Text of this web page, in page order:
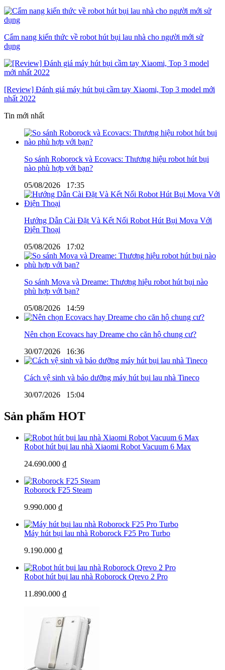
Cẩm nang kiến thức về robot hút bụi lau nhà cho người mới sử
dụng
[Review] Đánh giá máy hút bụi cầm tay Xiaomi, Top 3 model mới
nhất 2022
Tin mới nhất
So sánh Roborock và Ecovacs: Thương hiệu robot hút bụi
nào phù hợp với bạn?
05/08/2026 17:35
Hướng Dẫn Cài Đặt Và Kết Nối Robot Hút Bụi Mova Với
Điện Thoại
05/08/2026 17:02
So sánh Mova và Dreame: Thương hiệu robot hút bụi nào
phù hợp với bạn?
05/08/2026 14:59
Nên chọn Ecovacs hay Dreame cho căn hộ chung cư?
30/07/2026 16:36
Cách vệ sinh và bảo dưỡng máy hút bụi lau nhà Tineco
30/07/2026 15:04
Sản phẩm HOT
Robot hút bụi lau nhà Xiaomi Robot Vacuum 6 Max
24.690.000 ₫
Roborock F25 Steam
9.990.000 ₫
Máy hút bụi lau nhà Roborock F25 Pro Turbo
9.190.000 ₫
Robot hút bụi lau nhà Roborock Qrevo 2 Pro
11.890.000 ₫